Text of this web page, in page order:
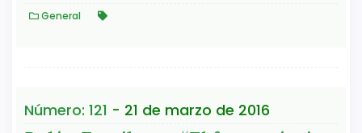
General
Número: 121 - 21 de marzo de 2016